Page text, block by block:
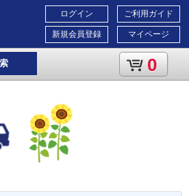
ご利用ガイド
マイページ
ログイン
新規会員登録
0